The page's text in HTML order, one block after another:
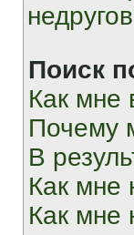
Поиск
Как мне
Почему
В
Как мне
Как мне